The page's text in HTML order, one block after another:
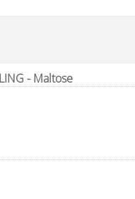
- Maltose